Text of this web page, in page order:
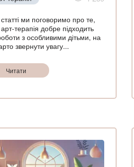
ми поговоримо про те,
терапія добре підходить
з особливими дітьми, на
звернути увагу...
Читати